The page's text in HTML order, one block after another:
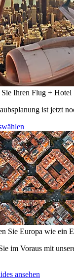
Ihren Flug + Hotel
ist jetzt
Sie Europa wie ein
im Voraus mit
ansehen